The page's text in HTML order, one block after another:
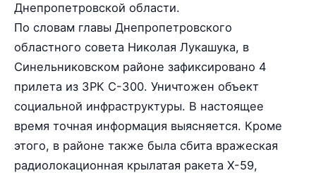
Днепропетровской области.
По словам главы Днепропетровского
областного совета Николая Лукашука, в
Синельниковском районе зафиксировано 4
прилета из ЗРК С-300. Уничтожен объект
социальной инфраструктуры. В настоящее
время точная информация выясняется. Кроме
этого, в районе также была сбита вражеская
радиолокационная крылатая ракета Х-59,